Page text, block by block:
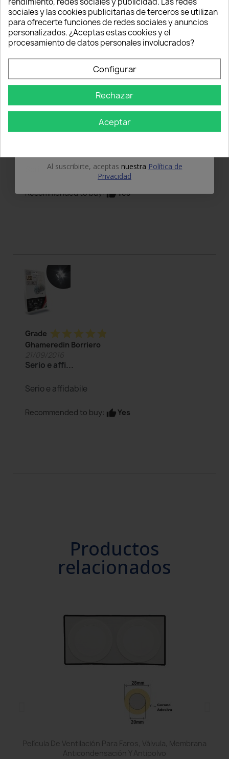
Ordenar por 1 2
Grade starstarstarstarstar
Nathan alessio Perrino
11/03/2018
Recommended to buy: thumb_upYes
Grade star star star star star
Ghameredin Borriero
Serio e affi...
Serio e affidabile
Recommended to buy: thumb_upYes
Productos
relacionados
Película De Ventilación Para Faros, Válvula, Membrana
Anticondensación Y Antipolvo
sociales y las cookies publicitarias de terceros se utilizan
para ofrecerte funciones de redes sociales y anuncios
personalizados. ¿Aceptas estas cookies y el
procesamiento de datos personales involucrados?
Configurar
Rechazar
Aceptar
Introduce tu correo electrónico aquí abajo
para recibir un5% DE DESCUENTOen tu
primer pedido.
Nome
OBTÉN EL 5%
Al suscribirte, aceptas nuestra Política de
Privacidad